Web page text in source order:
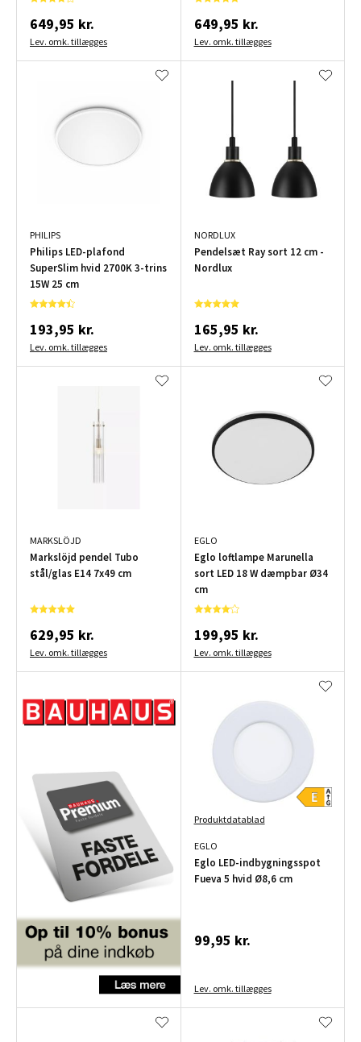
649,95 kr.
Lev. omk. tillægges
649,95 kr.
Lev. omk. tillægges
PHILIPS
Philips LED-plafond
SuperSlim hvid 2700K 3-trins
15W 25 cm
193,95 kr.
Lev. omk. tillægges
NORDLUX
Pendelsæt Ray sort 12 cm -
Nordlux
165,95 kr.
Lev. omk. tillægges
MARKSLÖJD
Markslöjd pendel Tubo
stål/glas E14 7x49 cm
629,95 kr.
Lev. omk. tillægges
EGLO
Eglo loftlampe Marunella
sort LED 18 W dæmpbar Ø34
cm
199,95 kr.
Lev. omk. tillægges
Produktdatablad
EGLO
Eglo LED-indbygningsspot
Fueva 5 hvid Ø8,6 cm
99,95 kr.
Lev. omk. tillægges